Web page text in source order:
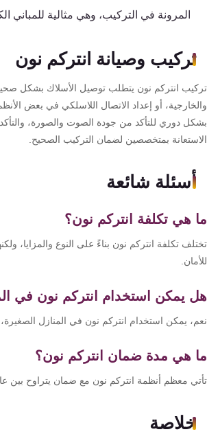
المرونة في التركيب، وهي مثالية للمباني
تركيب وصيانة انتركم نون
انتركم نون يتطلب توصيل الأسلاك بشكل صحيح
أو إعداد الاتصال اللاسلكي في بعض
دوري للتأكد من جودة الصوت والصورة،
بمتخصصين لضمان التركيب الصحيح.
أسئلة شائعة
هي تكلفة انتركم نون؟
تكلفة انتركم نون بناءً على النوع والمزايا، ولكنها
يمكن استخدام انتركم نون في
يمكن استخدام انتركم نون في المنازل الصغيرة،
هي مدة ضمان انتركم نون؟
معظم أنظمة انتركم نون مع ضمان يتراوح بين
خلاصة